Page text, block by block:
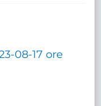
08-17 ore